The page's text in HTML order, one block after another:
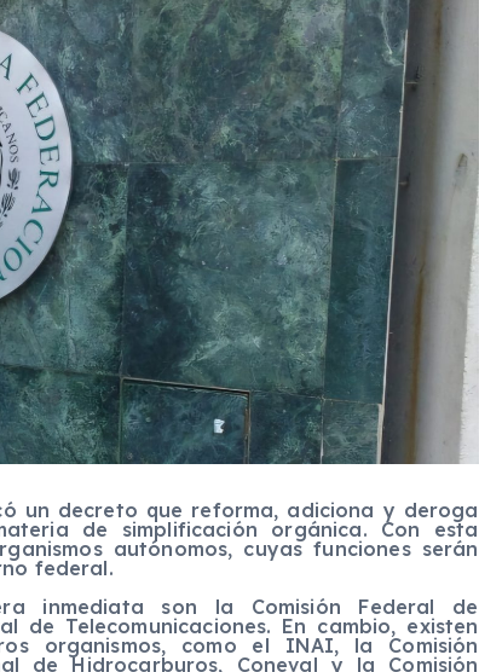
un decreto que reforma, adiciona y deroga
de simplificación orgánica. Con esta
autónomos, cuyas funciones serán
federal.
inmediata son la Comisión Federal de
de Telecomunicaciones. En cambio, existen
organismos, como el INAI, la Comisión
de Hidrocarburos, Coneval y la Comisión